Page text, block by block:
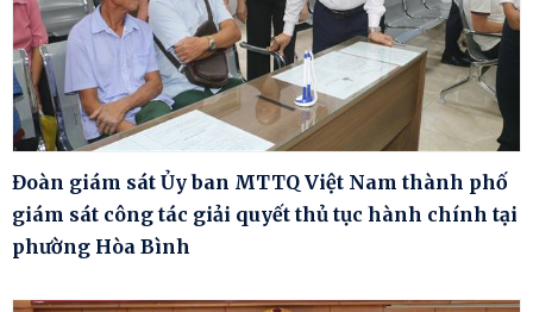
Đoàn giám sát Ủy ban MTTQ Việt Nam thành phố
giám sát công tác giải quyết thủ tục hành chính tại
phường Hòa Bình